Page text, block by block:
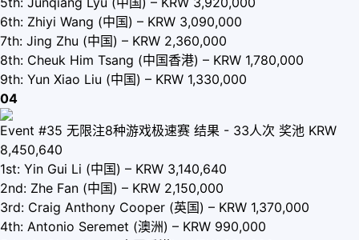
6th: Zhiyi Wang (中国) – KRW 3,090,000
7th: Jing Zhu (中国) – KRW 2,360,000
8th: Cheuk Him Tsang (中国香港) – KRW 1,780,000
9th: Yun Xiao Liu (中国) – KRW 1,330,000
04
Event #35 无限注8种游戏极速赛 结果 - 33人次 奖池 KRW
8,450,640
1st: Yin Gui Li (中国) – KRW 3,140,640
2nd: Zhe Fan (中国) – KRW 2,150,000
3rd: Craig Anthony Cooper (英国) – KRW 1,370,000
4th: Antonio Seremet (澳洲) – KRW 990,000